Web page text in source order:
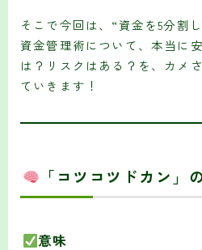
そこで今回は、“資金を5分割
資金管理術について、本当に
は？リスクはある？を、カメ
ていきます！
「コツコツドカン」
意味